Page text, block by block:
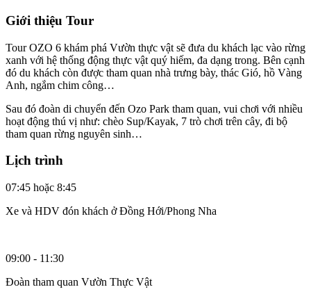
Giới thiệu Tour
Tour OZO 6 khám phá Vườn thực vật sẽ đưa du khách lạc vào rừng
xanh với hệ thống động thực vật quý hiếm, đa dạng trong. Bên cạnh
đó du khách còn được tham quan nhà trưng bày, thác Gió, hồ Vàng
Anh, ngắm chim công…
Sau đó đoàn di chuyển đến Ozo Park tham quan, vui chơi với nhiều
hoạt động thú vị như: chèo Sup/Kayak, 7 trò chơi trên cây, đi bộ
tham quan rừng nguyên sinh…
Lịch trình
07:45 hoặc 8:45
Xe và HDV đón khách ở Đồng Hới/Phong Nha
09:00 - 11:30
Đoàn tham quan Vườn Thực Vật